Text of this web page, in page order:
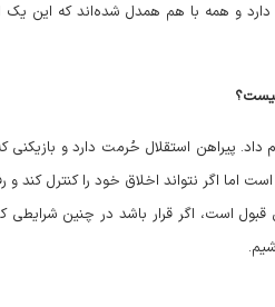
و همه با هم همدل شده‌اند که این یک
پیراهن استقلال حُرمت دارد و بازیکنی
اما اگر نتواند اخلاق خود را کنترل کند و
است، اگر قرار باشد در چنین شرایطی